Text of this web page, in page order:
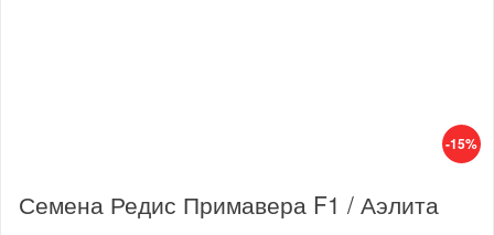
-15%
Семена Редис Примавера F1 / Аэлита